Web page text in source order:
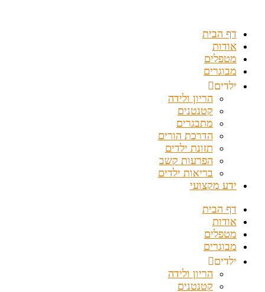
דף הבית
אודות
מטפלים
מבוגרים
ילדים
הריון ולידה
קטנטנים
מתבגרים
הדרכת הורים
תזונת ילדים
הפרעות קשב
בריאות ילדים
ידע מקצועי
דף הבית
אודות
מטפלים
מבוגרים
ילדים
הריון ולידה
קטנטנים